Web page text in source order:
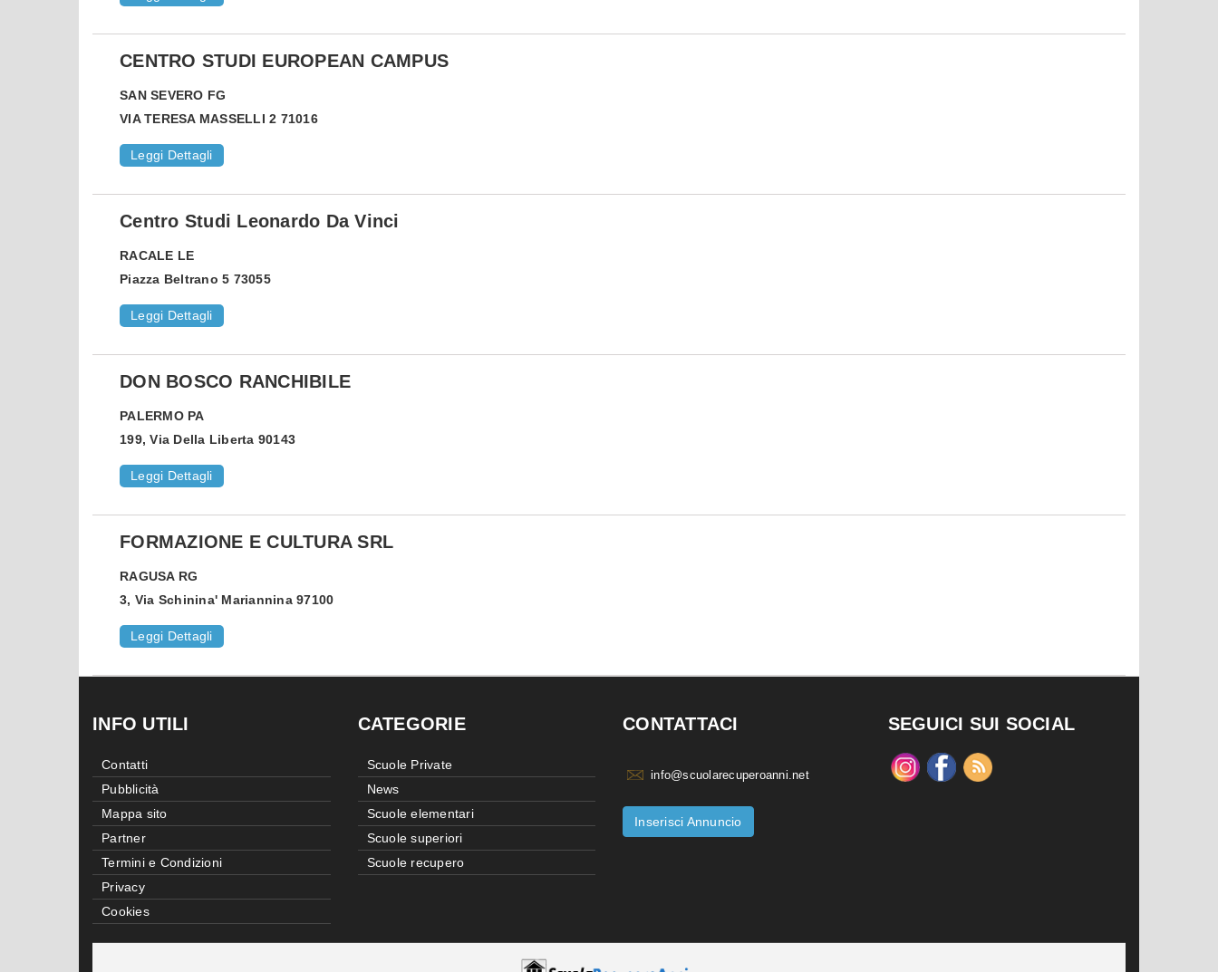
CENTRO STUDI EUROPEAN CAMPUS
SAN SEVERO FG
VIA TERESA MASSELLI 2 71016
Leggi Dettagli
Centro Studi Leonardo Da Vinci
RACALE LE
Piazza Beltrano 5 73055
Leggi Dettagli
DON BOSCO RANCHIBILE
PALERMO PA
199, Via Della Liberta 90143
Leggi Dettagli
FORMAZIONE E CULTURA SRL
RAGUSA RG
3, Via Schinina' Mariannina 97100
Leggi Dettagli
INFO UTILI
Contatti
Pubblicità
Mappa sito
Partner
Termini e Condizioni
Privacy
Cookies
CATEGORIE
Scuole Private
News
Scuole elementari
Scuole superiori
Scuole recupero
CONTATTACI
info@scuolarecuperoanni.net
Inserisci Annuncio
SEGUICI SUI SOCIAL